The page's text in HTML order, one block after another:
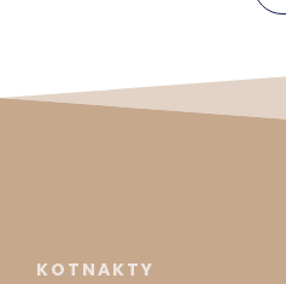
KOTNAKTY